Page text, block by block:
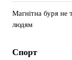
Магнітна буря не
людям
Спорт